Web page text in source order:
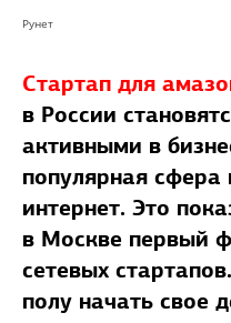
Рунет
Стартап для
в России
активными в
популярная
интернет. Это
в Москве первый
сетевых
полу начать свое